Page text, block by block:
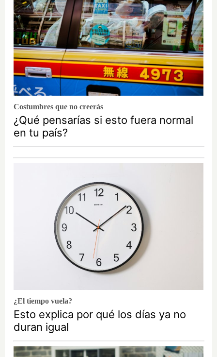
Costumbres que no creerás
¿Qué pensarías si esto fuera normal
en tu país?
¿El tiempo vuela?
Esto explica por qué los días ya no
duran igual